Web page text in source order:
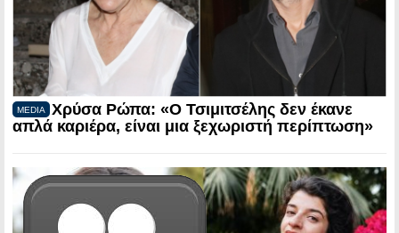
MEDIA
Χρύσα Ρώπα: «Ο Τσιμιτσέλης δεν έκανε
απλά καριέρα, είναι μια ξεχωριστή περίπτωση»